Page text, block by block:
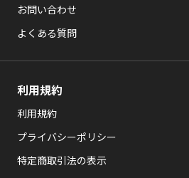
お問い合わせ
よくある質問
利用規約
利用規約
プライバシーポリシー
特定商取引法の表示